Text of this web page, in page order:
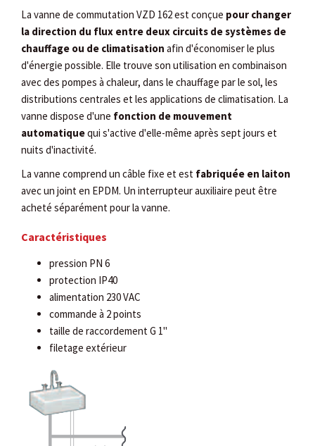
La vanne de commutation VZD 162 est conçue pour changer
la direction du flux entre deux circuits de systèmes de
chauffage ou de climatisation afin d'économiser le plus
d'énergie possible. Elle trouve son utilisation en combinaison
avec des pompes à chaleur, dans le chauffage par le sol, les
distributions centrales et les applications de climatisation. La
vanne dispose d'une fonction de mouvement
automatiquequi s'active d'elle-même après sept jours et
nuits d'inactivité.
La vanne comprend un câble fixe et est fabriquée en laiton
avec un joint en EPDM. Un interrupteur auxiliaire peut être
acheté séparément pour la vanne.
Caractéristiques
pression PN 6
protection IP40
alimentation 230 VAC
commande à 2 points
taille de raccordement G 1"
filetage extérieur